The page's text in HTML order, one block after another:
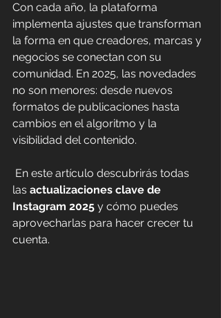
Con cada año, la plataforma
implementa ajustes que transforman
la forma en que creadores, marcas y
negocios se conectan con su
comunidad. En 2025, las novedades
no son menores: desde nuevos
formatos de publicaciones hasta
cambios en el algoritmo y la
visibilidad del contenido.
En este artículo descubrirás todas
las actualizaciones clave de
Instagram 2025 y cómo puedes
aprovecharlas para hacer crecer tu
cuenta.